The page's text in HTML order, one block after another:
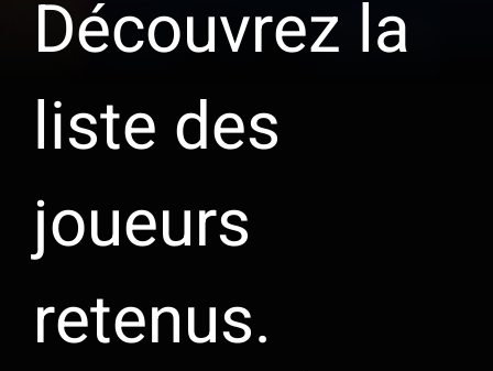
Découvrez la
liste des
joueurs
retenus.